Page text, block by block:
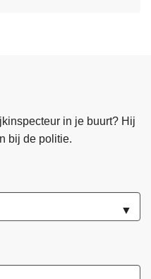
in je buurt? Hij
bij de politie.
▼